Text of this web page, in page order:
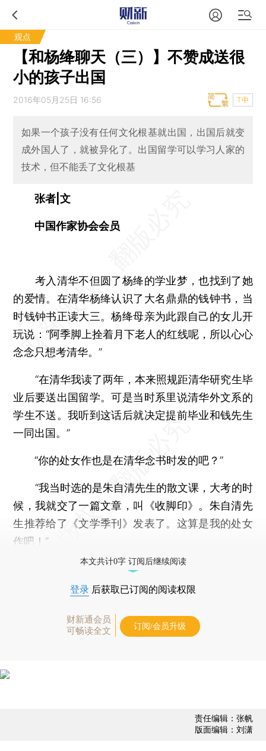
观点
【和杨绛聊天（三）】不赞成送很
小的孩子出国
2016年05月25日 16:56 T中
如果一个孩子没有任何文化根基就出国，出国后就变
成外国人了，就被异化了。出国留学可以学习人家的
技术，但不能丢了文化根基
张者|文
中国作家协会会员
考入清华不但圆了杨绛的学业梦，也找到了她
的爱情。在清华杨绛认识了大名鼎鼎的钱钟书，当
时钱钟书正读大三。杨绛母亲为此跟自己的女儿开
玩说：“阿季脚上拴着月下老人的红线呢，所以心心
念念只想考清华。”
“在清华我读了两年，本来照规距清华研究生毕
业后要送出国留学。可是当时系里说清华外文系的
学生不送。我听到这话后就决定提前毕业和钱先生
一同出国。”
“你的处女作也是在清华念书时发的吧？”
“我当时选的是朱自清先生的散文课，大考的时
候，我就交了一篇文章，叫《收脚印》。朱自清先
生推荐给了《文学季刊》发表了。这算是我的处女
作吧！”
本文共计0字 订阅后继续阅读
登录 后获取已订阅的阅读权限
财新通会员
可畅读全文
订阅/会员升级
责任编辑：张帆
版面编辑：刘潇